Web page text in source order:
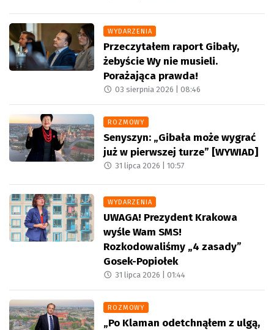
WYDARZENIA
Przeczytałem raport Gibały,
żebyście Wy nie musieli.
Porażająca prawda!
03 sierpnia 2026 |08:46
ROZMOWY
Senyszyn: „Gibała może wygrać
już w pierwszej turze” [WYWIAD]
31 lipca 2026 |10:57
WYDARZENIA
UWAGA! Prezydent Krakowa
wyśle Wam SMS!
Rozkodowaliśmy „4 zasady”
Gosek-Popiołek
31 lipca 2026 |01:44
ROZMOWY
„Po Klaman odetchnąłem z ulgą,